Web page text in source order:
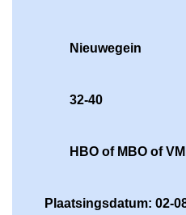
Nieuwegein
32-40
HBO of MBO of
Plaatsingsdatum: 02-